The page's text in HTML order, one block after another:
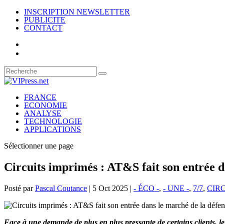
INSCRIPTION NEWSLETTER
PUBLICITE
CONTACT
FRANCE
ECONOMIE
ANALYSE
TECHNOLOGIE
APPLICATIONS
Sélectionner une page
Circuits imprimés : AT&S fait son entrée
Posté parPascal Coutance | 5 Oct 2025 | - ÉCO -, - UNE -, 7/7,
Face à une demande de plus en plus pressante de certains clients,